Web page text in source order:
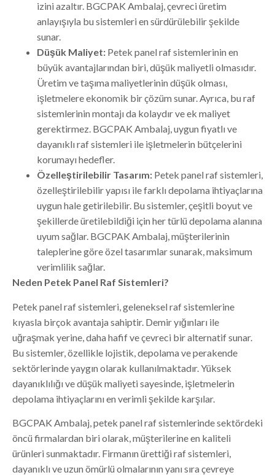
izini azaltır. BGCPAK Ambalaj, çevreci üretim
anlayışıyla bu sistemleri en sürdürülebilir şekilde
sunar.
Düşük Maliyet: Petek panel raf sistemlerinin en
büyük avantajlarından biri, düşük maliyetli olmasıdır.
Üretim ve taşıma maliyetlerinin düşük olması,
işletmelere ekonomik bir çözüm sunar. Ayrıca, bu raf
sistemlerinin montajı da kolaydır ve ek maliyet
gerektirmez. BGCPAK Ambalaj, uygun fiyatlı ve
dayanıklı raf sistemleri ile işletmelerin bütçelerini
korumayı hedefler.
Özelleştirilebilir Tasarım: Petek panel raf sistemleri,
özelleştirilebilir yapısı ile farklı depolama ihtiyaçlarına
uygun hale getirilebilir. Bu sistemler, çeşitli boyut ve
şekillerde üretilebildiği için her türlü depolama alanına
uyum sağlar. BGCPAK Ambalaj, müşterilerinin
taleplerine göre özel tasarımlar sunarak, maksimum
verimlilik sağlar.
Neden Petek Panel Raf Sistemleri?
Petek panel raf sistemleri, geleneksel raf sistemlerine
kıyasla birçok avantaja sahiptir. Demir yığınları ile
uğraşmak yerine, daha hafif ve çevreci bir alternatif sunar.
Bu sistemler, özellikle lojistik, depolama ve perakende
sektörlerinde yaygın olarak kullanılmaktadır. Yüksek
dayanıklılığı ve düşük maliyeti sayesinde, işletmelerin
depolama ihtiyaçlarını en verimli şekilde karşılar.
BGCPAK Ambalaj, petek panel raf sistemlerinde sektördeki
öncü firmalardan biri olarak, müşterilerine en kaliteli
ürünleri sunmaktadır. Firmanın ürettiği raf sistemleri,
dayanıklı ve uzun ömürlü olmalarının yanı sıra çevreye